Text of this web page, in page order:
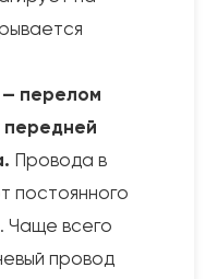
— перелом
передней
Провода в
постоянного
Чаще всего
провод